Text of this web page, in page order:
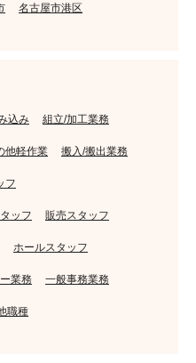
名古屋市港区
込み 組立/加工業務
他軽作業 搬入/搬出業務
フ
ッフ 販売スタッフ
ホールスタッフ
業務 一般事務業務
職種